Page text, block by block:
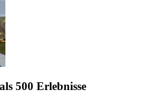
500 Erlebnisse